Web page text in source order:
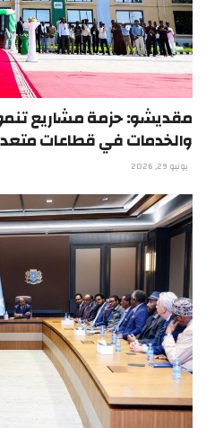
مقديشو: حزمة مشاريع
والخدمات في قطاعات
يونيو 29, 2026